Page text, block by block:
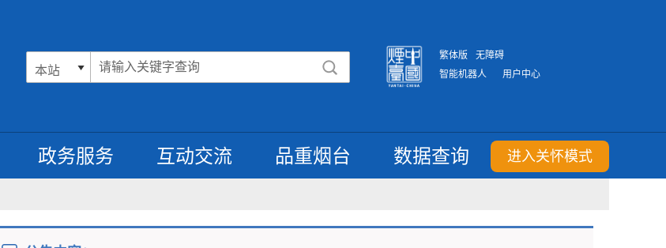
繁体版
无障碍
智能机器人
用户中心
政务服务 互动交流 品重烟台 数据查询 进入关怀模式